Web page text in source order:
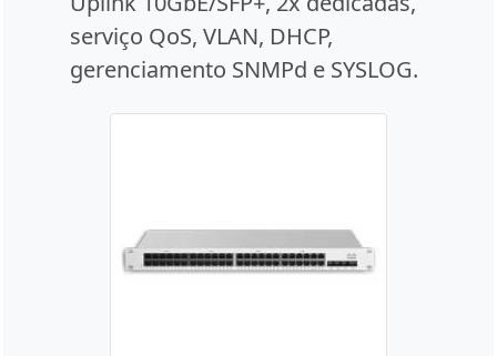
serviço QoS, VLAN, DHCP,
gerenciamento SNMPd e SYSLOG.